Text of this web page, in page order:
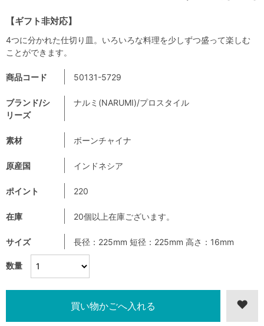
【ギフト非対応】
数量
商品コード 50131-5729
ブランド/シ
リーズ
ナルミ(NARUMI)/プロスタイル
素材 ボーンチャイナ
原産国 インドネシア
ポイント 220
在庫 20個以上在庫ございます。
サイズ 長径：225mm 短径：225mm 高さ：16mm
4つに分かれた仕切り皿。いろいろな料理を少しずつ盛って楽しむ
ことができます。